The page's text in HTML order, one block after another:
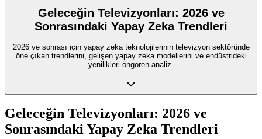
Geleceğin Televizyonları: 2026 ve
Sonrasındaki Yapay Zeka Trendleri
2026 ve sonrası için yapay zeka teknolojilerinin televizyon sektöründe
öne çıkan trendlerini, gelişen yapay zeka modellerini ve endüstrideki
yenilikleri öngören analiz.
Geleceğin Televizyonları: 2026 ve
Sonrasındaki Yapay Zeka Trendleri